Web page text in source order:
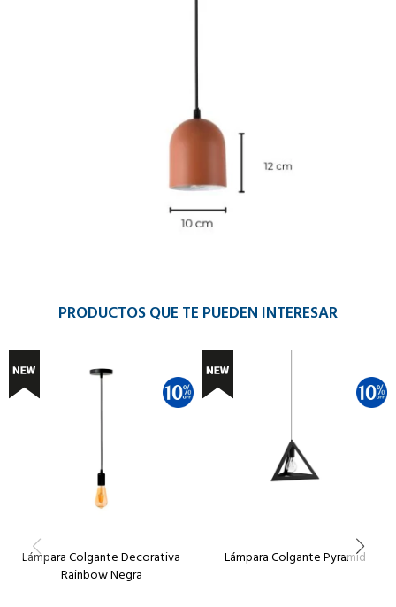
PRODUCTOS QUE TE PUEDEN INTERESAR
Lámpara Colgante Decorativa
Rainbow Negra
Lámpara Colgante Pyramid